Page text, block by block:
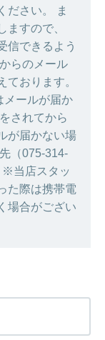
ださい。 ま
ますので、
信できるよう
らのメール
ております。
メールが届か
されてから
が届かない場
（075-314-
※当店スタッ
た際は携帯電
場合がござい